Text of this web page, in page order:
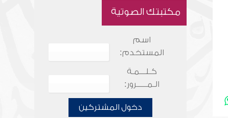
مكتبتك الصوتية
اسم
المستخدم:
كـلـــمـة
الـمـــــرور:
دخول المشتركين